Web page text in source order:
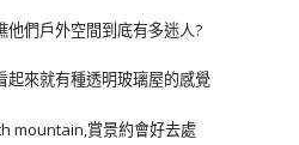
們戶外空間到底有多迷人?
起來就有種透明玻璃屋的感覺